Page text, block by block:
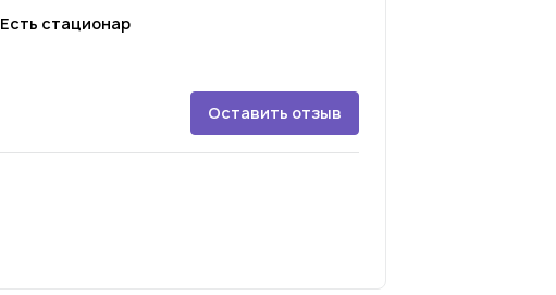
Есть стационар
Оставить отзыв